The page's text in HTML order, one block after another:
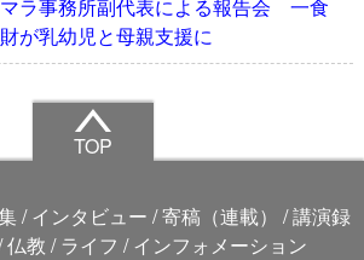
ラ事務所副代表による報告会 一食
が乳幼児と母親支援に
TOP
インタビュー 寄稿（連載）
講演録
仏教 ライフ
インフォメーション